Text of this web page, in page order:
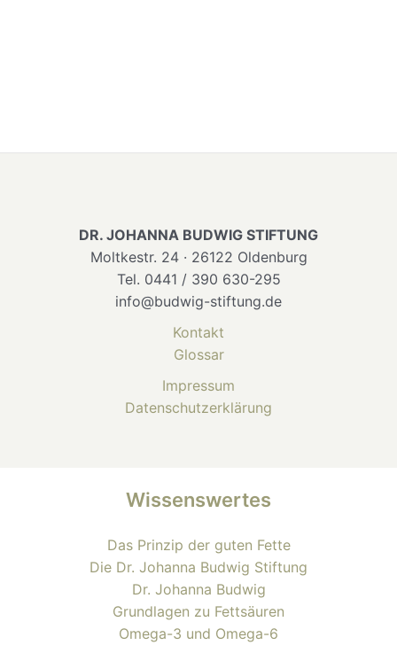
DR. JOHANNA BUDWIG STIFTUNG
Moltkestr. 24 · 26122 Oldenburg
Tel. 0441 / 390 630-295
info@budwig-stiftung.de
Kontakt
Glossar
Impressum
Datenschutzerklärung
Wissenswertes
Das Prinzip der guten Fette
Die Dr. Johanna Budwig Stiftung
Dr. Johanna Budwig
Grundlagen zu Fettsäuren
Omega-3 und Omega-6